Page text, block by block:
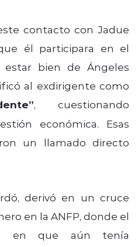
contacto con Jadue
él participara en el
bien de Ángeles
al exdirigente como
, cuestionando
económica. Esas
un llamado directo
derivó en un cruce
en la ANFP, donde el
en que aún tenía